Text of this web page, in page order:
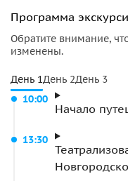
класс по созданию
Новогодье» в
колоколов, Крестцы —
елочных игрушек и
Программа
Обратите внимание,
изменены.
День 1День 2День 3
10:00
Начало
13:30